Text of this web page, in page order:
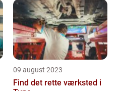
09 august 2023
Find det rette værksted i